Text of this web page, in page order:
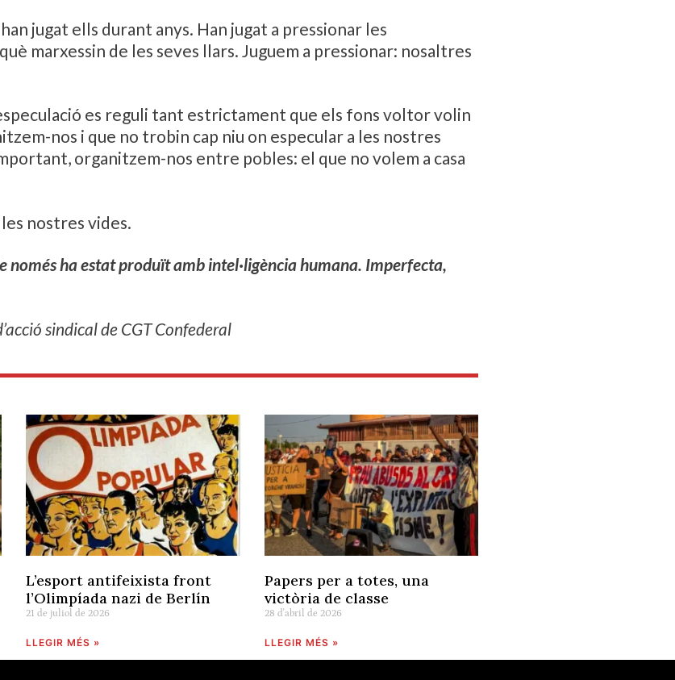
jugat ells durant anys. Han jugat a pressionar les
marxessin de les seves llars. Juguem a pressionar: nosaltres
es reguli tant estrictament que els fons voltor volin
nos i que no trobin cap niu on especular a les nostres
organitzem-nos entre pobles: el que no volem a casa
nostres vides.
només ha estat produït amb intel·ligència humana. Imperfecta,
sindical de CGT Confederal
L’esport antifeixista front
l’Olimpíada nazi de Berlín
21 de juliol de 2026
LLEGIR MÉS »
Papers per a totes, una
victòria de classe
28 d'abril de 2026
LLEGIR MÉS »